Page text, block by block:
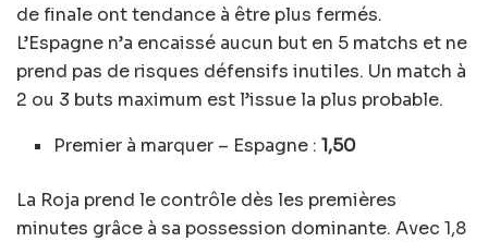
de finale ont tendance à être plus fermés.
L’Espagne n’a encaissé aucun but en 5 matchs et ne
prend pas de risques défensifs inutiles. Un match à
2 ou 3 buts maximum est l’issue la plus probable.
Premier à marquer – Espagne :1,50
La Roja prend le contrôle dès les premières
minutes grâce à sa possession dominante. Avec 1,8